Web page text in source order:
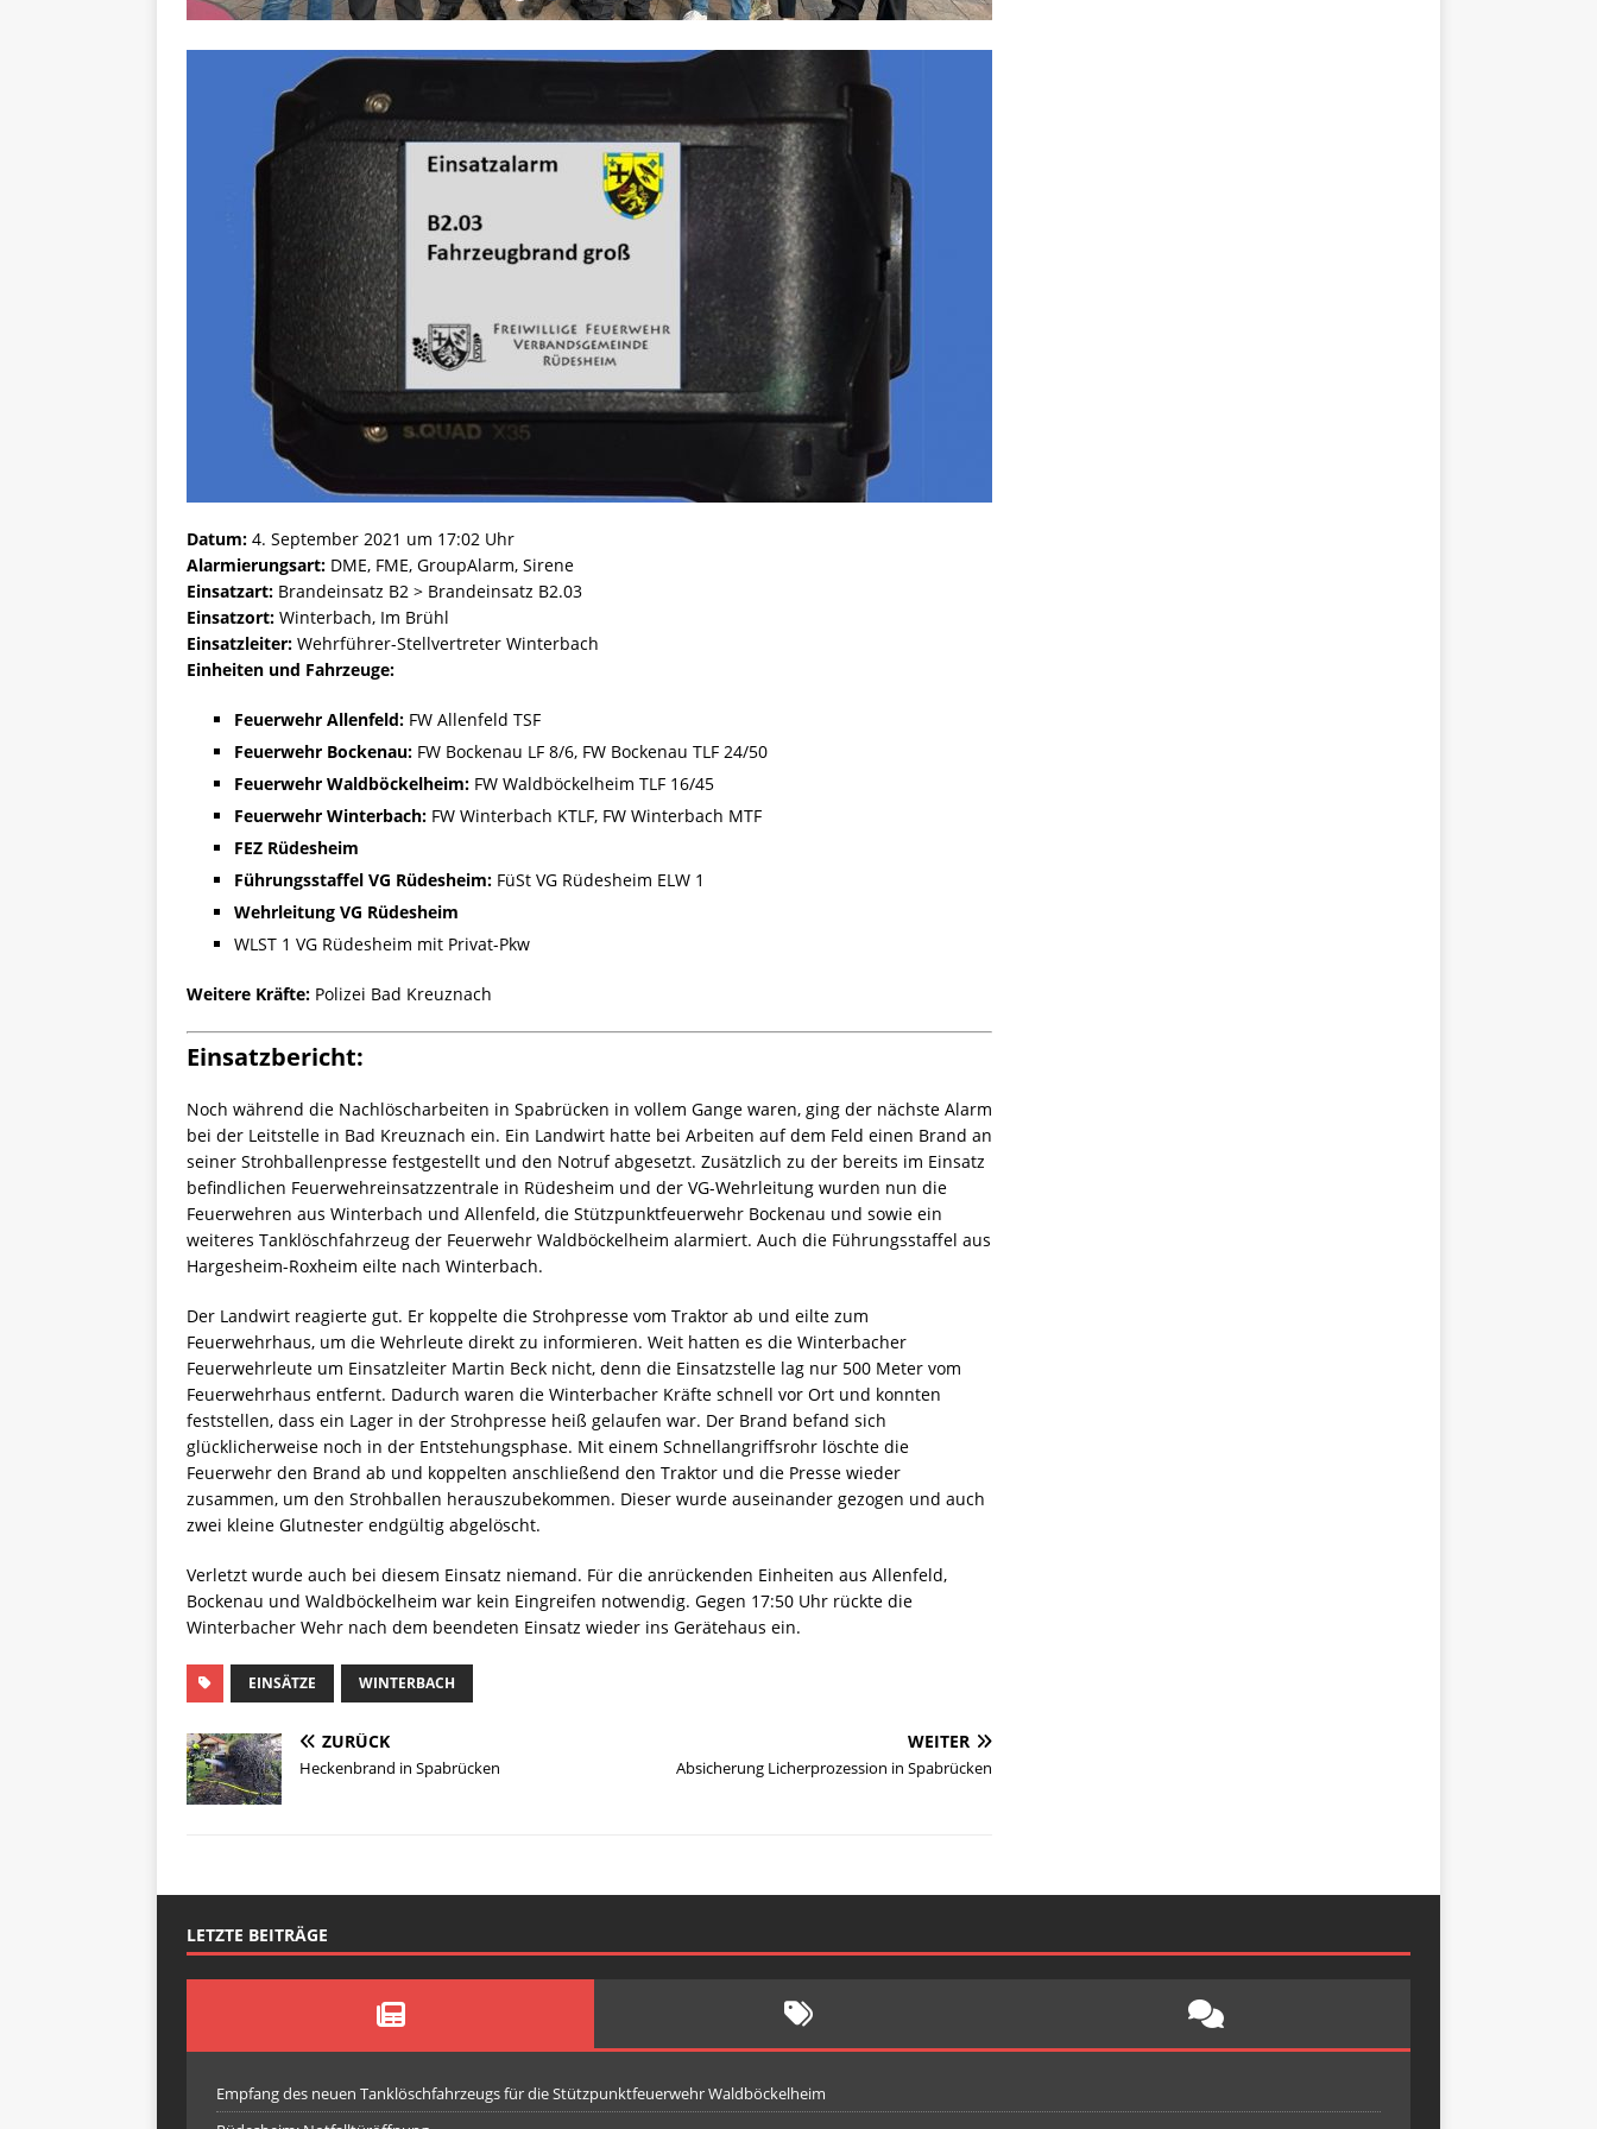
Datum: 4. September 2021 um 17:02 Uhr
Alarmierungsart: DME, FME, GroupAlarm, Sirene
Einsatzart: Brandeinsatz B2 > Brandeinsatz B2.03
Einsatzort: Winterbach, Im Brühl
Einsatzleiter: Wehrführer-Stellvertreter Winterbach
Einheiten und Fahrzeuge:
Feuerwehr Allenfeld: FW Allenfeld TSF
Feuerwehr Bockenau: FW Bockenau LF 8/6, FW Bockenau TLF 24/50
Feuerwehr Waldböckelheim: FW Waldböckelheim TLF 16/45
Feuerwehr Winterbach: FW Winterbach KTLF, FW Winterbach MTF
FEZ Rüdesheim
Führungsstaffel VG Rüdesheim: FüSt VG Rüdesheim ELW 1
Wehrleitung VG Rüdesheim
WLST 1 VG Rüdesheim mit Privat-Pkw
Weitere Kräfte: Polizei Bad Kreuznach
Einsatzbericht:
Noch während die Nachlöscharbeiten in Spabrücken in vollem Gange waren, ging der nächste Alarm
bei der Leitstelle in Bad Kreuznach ein. Ein Landwirt hatte bei Arbeiten auf dem Feld einen Brand an
seiner Strohballenpresse festgestellt und den Notruf abgesetzt. Zusätzlich zu der bereits im Einsatz
befindlichen Feuerwehreinsatzzentrale in Rüdesheim und der VG-Wehrleitung wurden nun die
Feuerwehren aus Winterbach und Allenfeld, die Stützpunktfeuerwehr Bockenau und sowie ein
weiteres Tanklöschfahrzeug der Feuerwehr Waldböckelheim alarmiert. Auch die Führungsstaffel aus
Hargesheim-Roxheim eilte nach Winterbach.
Der Landwirt reagierte gut. Er koppelte die Strohpresse vom Traktor ab und eilte zum
Feuerwehrhaus, um die Wehrleute direkt zu informieren. Weit hatten es die Winterbacher
Feuerwehrleute um Einsatzleiter Martin Beck nicht, denn die Einsatzstelle lag nur 500 Meter vom
Feuerwehrhaus entfernt. Dadurch waren die Winterbacher Kräfte schnell vor Ort und konnten
feststellen, dass ein Lager in der Strohpresse heiß gelaufen war. Der Brand befand sich
glücklicherweise noch in der Entstehungsphase. Mit einem Schnellangriffsrohr löschte die
Feuerwehr den Brand ab und koppelten anschließend den Traktor und die Presse wieder
zusammen, um den Strohballen herauszubekommen. Dieser wurde auseinander gezogen und auch
zwei kleine Glutnester endgültig abgelöscht.
Verletzt wurde auch bei diesem Einsatz niemand. Für die anrückenden Einheiten aus Allenfeld,
Bockenau und Waldböckelheim war kein Eingreifen notwendig. Gegen 17:50 Uhr rückte die
Winterbacher Wehr nach dem beendeten Einsatz wieder ins Gerätehaus ein.
EINSÄTZE WINTERBACH
ZURÜCK
Heckenbrand in Spabrücken
WEITER
Absicherung Licherprozession in Spabrücken
LETZTE BEITRÄGE
Empfang des neuen Tanklöschfahrzeugs für die Stützpunktfeuerwehr Waldböckelheim